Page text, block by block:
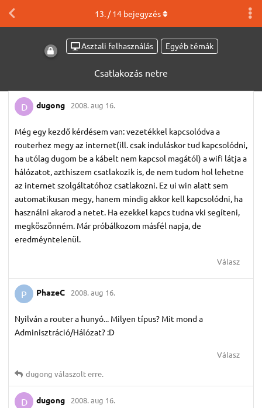
Asztali felhasználás Egyéb témák
Csatlakozás netre
13. /14bejegyzés
D dugong 2008. aug 16.
Még egy kezdő kérdésem van: vezetékkel kapcsolódva a
routerhez megy az internet(ill. csak induláskor tud kapcsolódni,
ha utólag dugom be a kábelt nem kapcsol magától) a wifi látja a
hálózatot, azthiszem csatlakozik is, de nem tudom hol lehetne
az internet szolgáltatóhoz csatlakozni. Ez ui win alatt sem
automatikusan megy, hanem mindig akkor kell kapcsolódni, ha
használni akarod a netet. Ha ezekkel kapcs tudna vki segíteni,
megköszönném. Már próbálkozom másfél napja, de
eredméyntelenül.
Válasz
P PhazeC 2008. aug 16.
Nyilván a router a hunyó... Milyen típus? Mit mond a
Adminisztráció/Hálózat? :D
Válasz
dugong válaszolt erre.
D dugong 2008. aug 16.